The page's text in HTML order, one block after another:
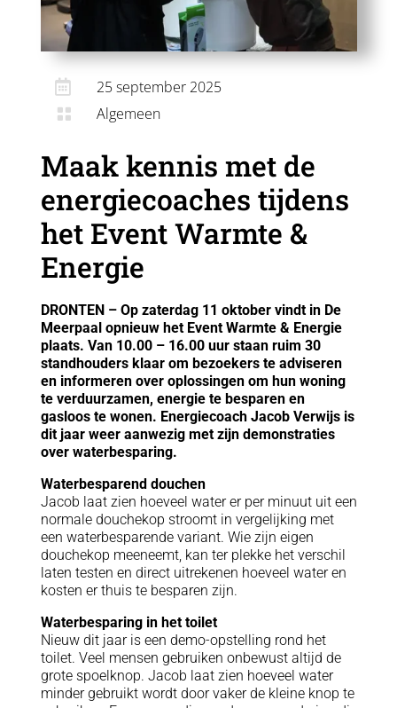
 25 september 2025
 Algemeen
Maak kennis met de
energiecoaches tijdens
het Event Warmte &
Energie
DRONTEN – Op zaterdag 11 oktober vindt in De
Meerpaal opnieuw het Event Warmte & Energie
plaats. Van 10.00 – 16.00 uur staan ruim 30
standhouders klaar om bezoekers te adviseren
en informeren over oplossingen om hun woning
te verduurzamen, energie te besparen en
gasloos te wonen. Energiecoach Jacob Verwijs is
dit jaar weer aanwezig met zijn demonstraties
over waterbesparing.
Waterbesparend douchen
Jacob laat zien hoeveel water er per minuut uit een
normale douchekop stroomt in vergelijking met
een waterbesparende variant. Wie zijn eigen
douchekop meeneemt, kan ter plekke het verschil
laten testen en direct uitrekenen hoeveel water en
kosten er thuis te besparen zijn.
Waterbesparing in het toilet
Nieuw dit jaar is een demo-opstelling rond het
toilet. Veel mensen gebruiken onbewust altijd de
grote spoelknop. Jacob laat zien hoeveel water
minder gebruikt wordt door vaker de kleine knop te